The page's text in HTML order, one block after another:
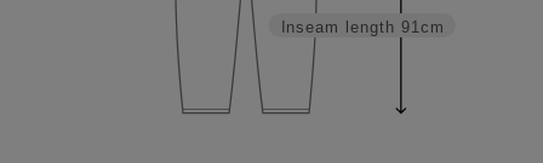
Inseam length 91cm